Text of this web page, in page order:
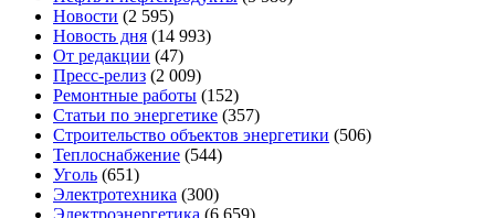
Новости (2 595)
Новость дня (14 993)
От редакции (47)
Пресс-релиз (2 009)
Ремонтные работы (152)
Статьи по энергетике (357)
Строительство объектов энергетики (506)
Теплоснабжение (544)
Уголь (651)
Электротехника (300)